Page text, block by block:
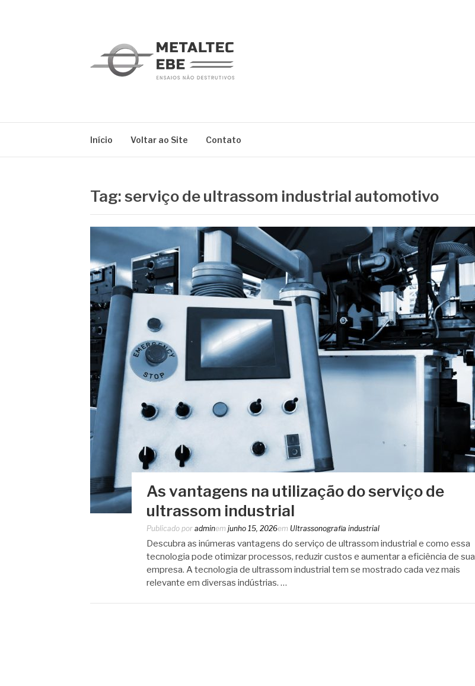
Início Voltar ao Site Contato
Tag:serviço de ultrassom industrial automotivo
As vantagens na utilização do serviço de
ultrassom industrial
Publicado por adminem junho 15, 2026em Ultrassonografia industrial
Descubra as inúmeras vantagens do serviço de ultrassom industrial e como essa
tecnologia pode otimizar processos, reduzir custos e aumentar a eficiência de sua
empresa. A tecnologia de ultrassom industrial tem se mostrado cada vez mais
relevante em diversas indústrias. …